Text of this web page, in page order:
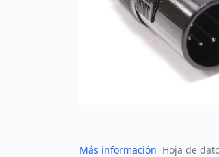
Más información Hoja de